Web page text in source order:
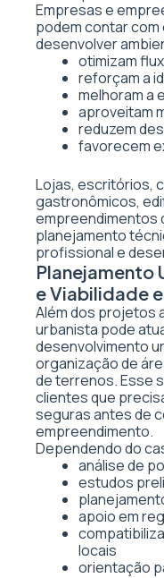
Empresas e
podem contar
desenvolver
otimizam
reforçam a
melhoram a
aproveitam
reduzem
favorecem
Lojas, escritórios,
gastronômicos,
empreendimentos
planejamento
profissional e
Planejamento
e Viabilidade
Além dos projetos
urbanista pode
desenvolvimento
organização de
de terrenos. Esse
clientes que
seguras antes de
empreendimento.
Dependendo do
análise de
estudos
apoio em
locais
orientação